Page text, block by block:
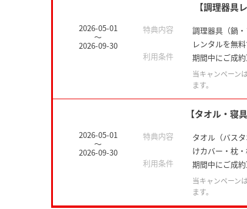
【調理器具
2026-05-01
～
2026-09-30
特典内容
調理器具（鍋
レンタルを無
利用条件
期間中にご成
当キャンペーン
ます。
【タオル・寝
2026-05-01
～
2026-09-30
特典内容
タオル（バス
けカバー・枕
利用条件
期間中にご成
当キャンペーン
ます。